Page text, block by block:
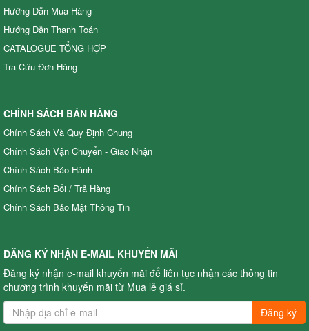
Đầu phun áp lực chất lỏng Oshima OS39ATS 2.0HP Đen (hoạt
động bằng sức kéo động cơ) (pittông sứ)
Xuất xứ
Hướng Dẫn Mua Hàng
Hướng Dẫn Thanh Toán
CATALOGUE TỔNG HỢP
Tra Cứu Đơn Hàng
CHÍNH SÁCH BÁN HÀNG
Chính Sách Và Quy Định Chung
Chính Sách Vận Chuyển - Giao Nhận
Chính Sách Bảo Hành
Chính Sách Đổi / Trả Hàng
Chính Sách Bảo Mật Thông Tin
ĐĂNG KÝ NHẬN E-MAIL KHUYẾN MÃI
Đăng ký nhận e-mail khuyến mãi để liên tục nhận các thông tin
chương trình khuyến mãi từ Mua lẻ giá sỉ.
Đăng ký